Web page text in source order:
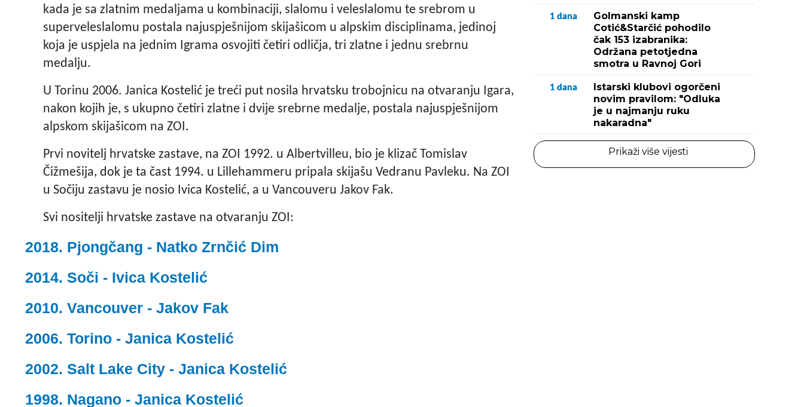
kada je sa zlatnim medaljama u kombinaciji, slalomu i veleslalomu te srebrom u
superveleslalomu postala najuspješnijom skijašicom u alpskim disciplinama, jedinoj
koja je uspjela na jednim Igrama osvojiti četiri odličja, tri zlatne i jednu srebrnu
medalju.
U Torinu 2006. Janica Kostelić je treći put nosila hrvatsku trobojnicu na otvaranju Igara,
nakon kojih je, s ukupno četiri zlatne i dvije srebrne medalje, postala najuspješnijom
alpskom skijašicom na ZOI.
Prvi novitelj hrvatske zastave, na ZOI 1992. u Albertvilleu, bio je klizač Tomislav
Čižmešija, dok je ta čast 1994. u Lillehammeru pripala skijašu Vedranu Pavleku. Na ZOI
u Sočiju zastavu je nosio Ivica Kostelić, a u Vancouveru Jakov Fak.
Svi nositelji hrvatske zastave na otvaranju ZOI:
Pjongčang - Natko Zrnčić Dim
Soči - Ivica Kostelić
Vancouver - Jakov Fak
Torino - Janica Kostelić
Salt Lake City - Janica Kostelić
Nagano - Janica Kostelić
1 dana
Golmanski kamp
Cotić&Starčić pohodilo
čak 153 izabranika:
Održana petotjedna
smotra u Ravnoj Gori
1 dana
Istarski klubovi ogorčeni
novim pravilom: "Odluka
je u najmanju ruku
nakaradna"
Prikaži više vijesti